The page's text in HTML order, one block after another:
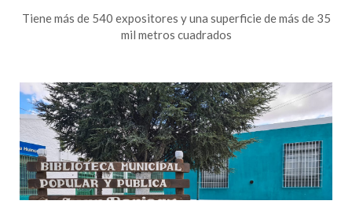
Tiene más de 540 expositores y una superficie de más de 35
mil metros cuadrados